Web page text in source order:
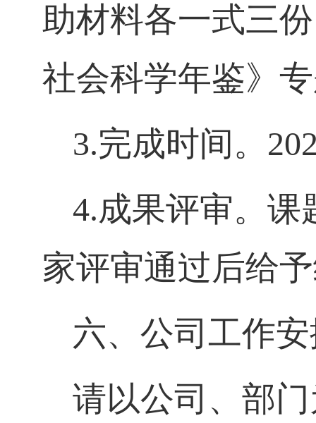
助材料各一式三
社会科学年鉴》
3.完成时间。
4.成果评审。课
家评审通过后给
六、公司工作
请以公司、部